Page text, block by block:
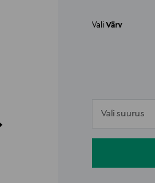
ValiVärv
Vali suurus